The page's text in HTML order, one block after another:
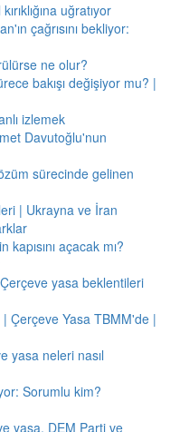
uğratıyor
çağrısını bekliyor:
ne olur?
bakışı değişiyor mu? |
izlemek
Davutoğlu'nun
sürecinde gelinen
| Ukrayna ve İran
açacak mı?
yasa beklentileri
| Çerçeve Yasa TBMM'de |
yasa neleri nasıl
Sorumlu kim?
yasa, DEM Parti ve